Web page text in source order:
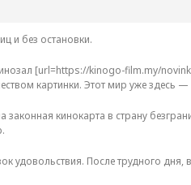
и без остановки.
[url=https://kinogo-film.my/
картинки. Этот мир уже здесь
кинокарта в страну
удовольствия. После трудного